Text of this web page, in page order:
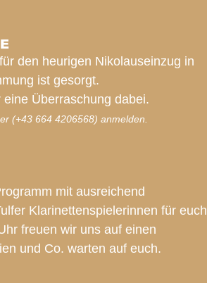
den heurigen Nikolauseinzug in
ist gesorgt.
Überraschung dabei.
(+43 664 4206568) anmelden.
mit ausreichend
Klarinettenspielerinnen für euch
freuen wir uns auf einen
und Co. warten auf euch.